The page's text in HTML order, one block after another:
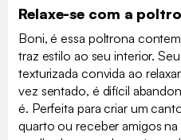
Relaxe-se com a
Boni, é essa poltrona
traz estilo ao seu interior.
texturizada convida ao
vez sentado, é difícil
é. Perfeita para criar um
quarto ou receber amigos